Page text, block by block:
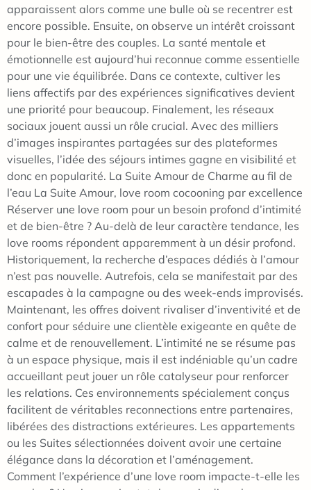
apparaissent alors comme une bulle où se recentrer est
encore possible. Ensuite, on observe un intérêt croissant
pour le bien-être des couples. La santé mentale et
émotionnelle est aujourd’hui reconnue comme essentielle
pour une vie équilibrée. Dans ce contexte, cultiver les
liens affectifs par des expériences significatives devient
une priorité pour beaucoup. Finalement, les réseaux
sociaux jouent aussi un rôle crucial. Avec des milliers
d’images inspirantes partagées sur des plateformes
visuelles, l’idée des séjours intimes gagne en visibilité et
donc en popularité. La Suite Amour de Charme au fil de
l’eau La Suite Amour, love room cocooning par excellence
Réserver une love room pour un besoin profond d’intimité
et de bien-être ? Au-delà de leur caractère tendance, les
love rooms répondent apparemment à un désir profond.
Historiquement, la recherche d’espaces dédiés à l’amour
n’est pas nouvelle. Autrefois, cela se manifestait par des
escapades à la campagne ou des week-ends improvisés.
Maintenant, les offres doivent rivaliser d’inventivité et de
confort pour séduire une clientèle exigeante en quête de
calme et de renouvellement. L’intimité ne se résume pas
à un espace physique, mais il est indéniable qu’un cadre
accueillant peut jouer un rôle catalyseur pour renforcer
les relations. Ces environnements spécialement conçus
facilitent de véritables reconnections entre partenaires,
libérées des distractions extérieures. Les appartements
ou les Suites sélectionnées doivent avoir une certaine
élégance dans la décoration et l’aménagement.
Comment l’expérience d’une love room impacte-t-elle les